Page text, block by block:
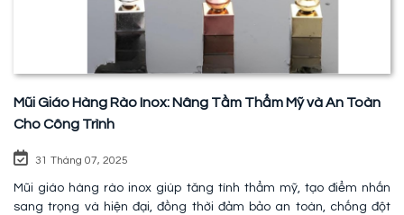
Mũi Giáo Hàng Rào Inox: Nâng Tầm Thẩm Mỹ và An Toàn
Cho Công Trình
31 Tháng 07, 2025
Mũi giáo hàng rào inox giúp tăng tính thẩm mỹ, tạo điểm nhấn
sang trọng và hiện đại, đồng thời đảm bảo an toàn, chống đột